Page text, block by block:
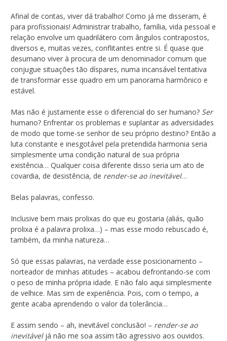
Afinal de contas, viver dá trabalho! Como já me disseram, é
para profissionais! Administrar trabalho, família, vida pessoal e
relação envolve um quadrilátero com ângulos contrapostos,
diversos e, muitas vezes, conflitantes entre si. É quase que
desumano viver à procura de um denominador comum que
conjugue situações tão díspares, numa incansável tentativa
de transformar esse quadro em um panorama harmônico e
estável.
Mas não é justamente esse o diferencial do ser humano? Ser
humano? Enfrentar os problemas e suplantar as adversidades
de modo que torne-se senhor de seu próprio destino? Então a
luta constante e inesgotável pela pretendida harmonia seria
simplesmente uma condição natural de sua própria
existência… Qualquer coisa diferente disso seria um ato de
covardia, de desistência, de render-se ao inevitável…
Belas palavras, confesso.
Inclusive bem mais prolixas do que eu gostaria (aliás, quão
prolixa é a palavra prolixa…) – mas esse modo rebuscado é,
também, da minha natureza…
Só que essas palavras, na verdade esse posicionamento –
norteador de minhas atitudes – acabou defrontando-se com
o peso de minha própria idade. E não falo aqui simplesmente
de velhice. Mas sim de experiência. Pois, com o tempo, a
gente acaba aprendendo o valor da tolerância…
E assim sendo – ah, inevitável conclusão! – render-se ao
inevitáveljá não me soa assim tão agressivo aos ouvidos.